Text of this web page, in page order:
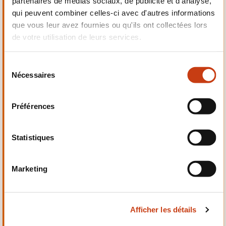
qui peuvent combiner celles-ci avec d'autres informations
que vous leur avez fournies ou qu'ils ont collectées lors
de votre utilisation de leurs services.
Nécessaires
Préférences
Statistiques
Marketing
Afficher les détails
Electrotechnique,
Automatismes